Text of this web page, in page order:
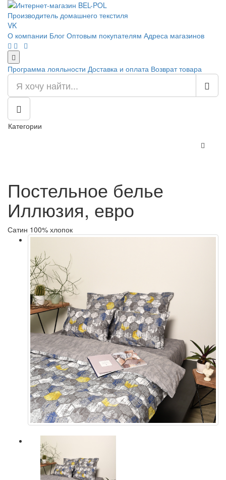
Производитель домашнего текстиля
VK
О компании Блог Оптовым покупателям Адреса магазинов
Программа лояльности Доставка и оплата Возврат товара
Категории
Постельное белье
Иллюзия, евро
Сатин 100% хлопок